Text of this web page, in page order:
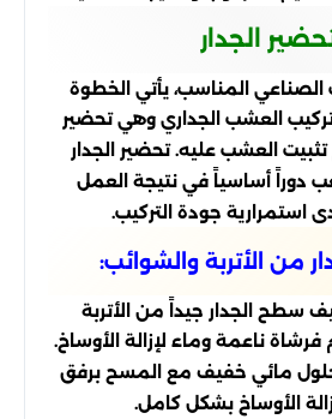
الجدار
الصناعي المناسب، يأتي الخطوة
تركيب العشب الجداري وهي تحضير
تثبيت العشب عليه. تحضير الجدار
دوراً أساسياً في نتيجة العمل
استمرارية جودة التركيب.
من الأتربة والشوائب:
سطح الجدار جيداً من الأتربة
ناعمة وماء لإزالة الأوساخ.
مائي خفيف مع المسح برفق
الأوساخ بشكل كامل.